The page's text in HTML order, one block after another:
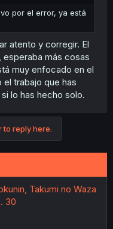
por el error, ya está
atento y corregir. El
esperaba más cosas
muy enfocado en el
trabajo que has
lo has hecho solo.
to reply here.
Takumi no Waza
30